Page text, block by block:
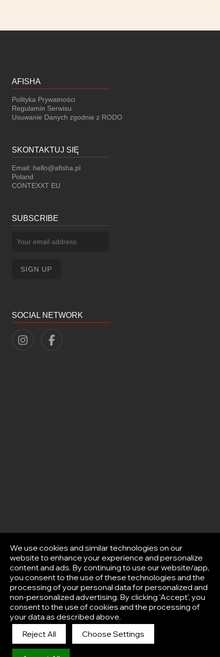
AFISHA
Polityka Prywatności
Regulamin Serwisu
Usuwanie Danych zgodnie z RODO
SKONTAKTUJ SIĘ
Email: hello@afisha.pl
Poland
CONTEXXT EU
SUBSCRIBE
SOCIAL NETWORK
We use cookies and similar technologies on our
website to enhance your experience and personalize
content and ads. By continuing to use our website/app,
you consent to the use of these technologies and the
processing of your personal data for personalized and
non-personalized advertising. By clicking 'Accept', you
consent to the use of cookies and the processing of
your data as described above.
Reject All
Choose Settings